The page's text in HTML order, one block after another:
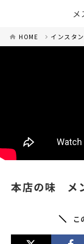
HOME インスタ
本店の味 メ
こ